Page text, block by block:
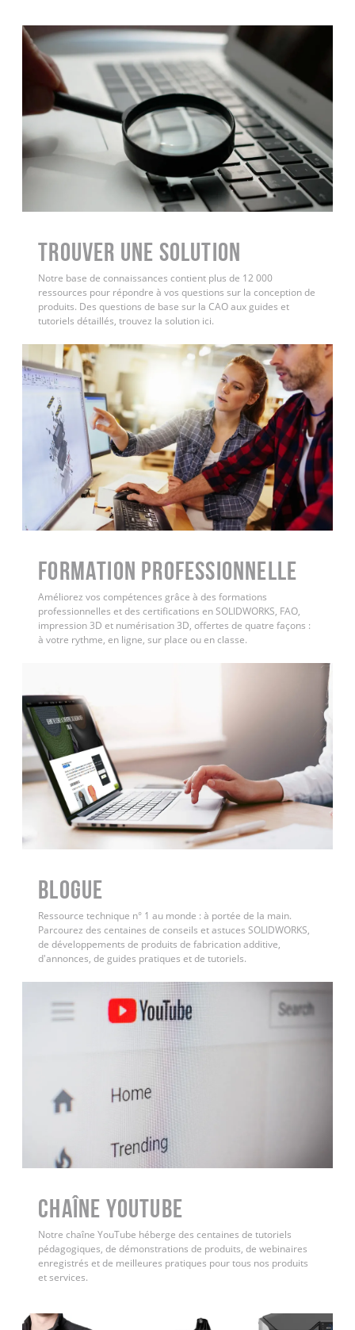
Trouver une solution
Notre base de connaissances contient plus de 12 000
ressources pour répondre à vos questions sur la conception de
produits. Des questions de base sur la CAO aux guides et
tutoriels détaillés, trouvez la solution ici.
FORMATION PROFESSIONNELLE
Améliorez vos compétences grâce à des formations
professionnelles et des certifications en SOLIDWORKS, FAO,
impression 3D et numérisation 3D, offertes de quatre façons :
à votre rythme, en ligne, sur place ou en classe.
BLOGUE
Ressource technique n° 1 au monde : à portée de la main.
Parcourez des centaines de conseils et astuces SOLIDWORKS,
de développements de produits de fabrication additive,
d'annonces, de guides pratiques et de tutoriels.
Chaîne YouTube
Notre chaîne YouTube héberge des centaines de tutoriels
pédagogiques, de démonstrations de produits, de webinaires
enregistrés et de meilleures pratiques pour tous nos produits
et services.